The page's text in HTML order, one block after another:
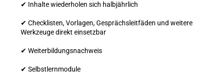
✔ Inhalte wiederholen sich halbjährlich
✔ Checklisten, Vorlagen, Gesprächsleitfäden und weitere
Werkzeuge direkt einsetzbar
✔ Weiterbildungsnachweis
✔ Selbstlernmodule